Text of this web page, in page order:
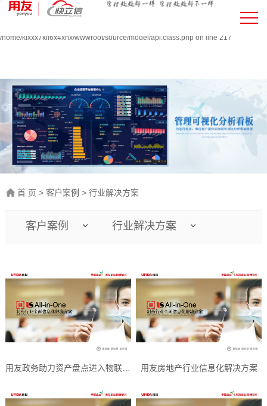
Warning:
file_put_contents(/home/klxxx7kll6x4xnx/wwwroot/source/cache/
/home/klxxx7kll6x4xnx/wwwroot/source/model/api.class.php on line 217
首 页 > 客户案例 > 行业解决方案
客户案例 行业解决方案
用友政务助力资产盘点进入物联网时代 用友房地产行业信息化解决方案